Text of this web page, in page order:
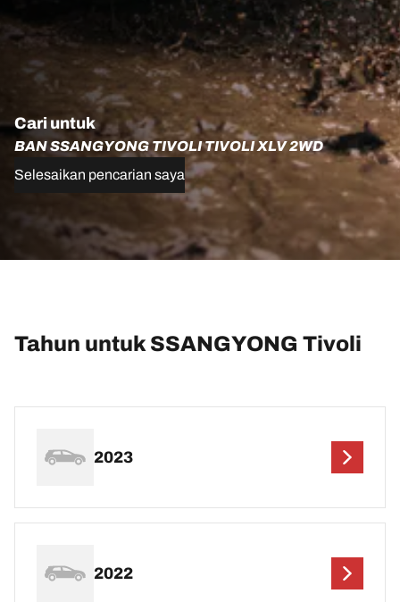
Cari untuk
BAN SSANGYONG TIVOLI TIVOLI XLV 2WD
Selesaikan pencarian saya
Tahun untuk SSANGYONG Tivoli
2023
2022